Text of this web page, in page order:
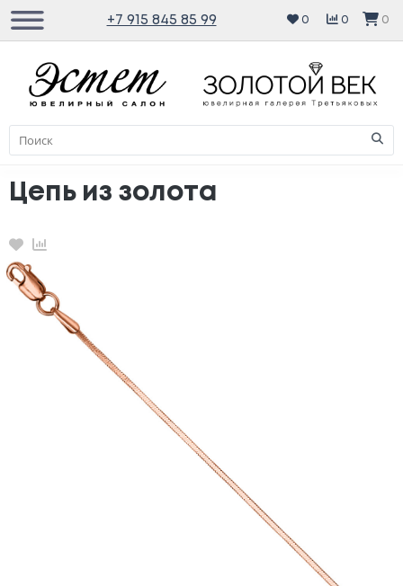
+7 915 845 85 99 0 0 0
Цепь из золота
Избранное
Сравнение